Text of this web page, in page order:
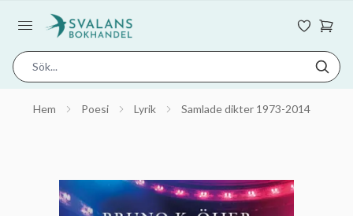
Hem Poesi Lyrik Samlade dikter 1973-2014